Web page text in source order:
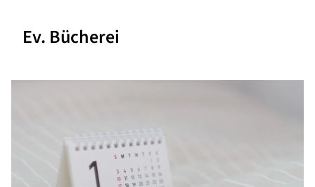
Ev. Bücherei